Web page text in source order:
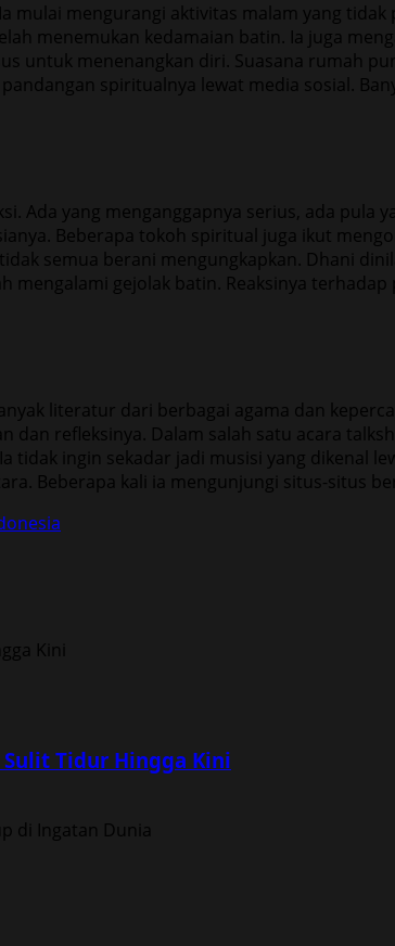
mengurangi aktivitas malam yang
menemukan kedamaian batin. Ia juga
untuk menenangkan diri. Suasana rumah
spiritualnya lewat media sosial.
Ada yang menganggapnya serius, ada pula
Beberapa tokoh spiritual juga ikut
semua berani mengungkapkan. Dhani
gejolak batin. Reaksinya
literatur dari berbagai agama dan
refleksinya. Dalam salah satu acara
ingin sekadar jadi musisi yang dikenal
Beberapa kali ia mengunjungi situs-situs
Tidur Hingga Kini